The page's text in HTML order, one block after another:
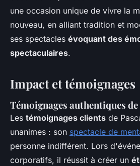
une occasion unique de vivre la
nouveau, en alliant tradition et
ses spectacles évoquant des
spectaculaires.
Impact et témoignages
Témoignages authentiques
Les témoignages clients de
unanimes : son spectacle de
personne indifférent. Lors
corporatifs, il réussit à créer un